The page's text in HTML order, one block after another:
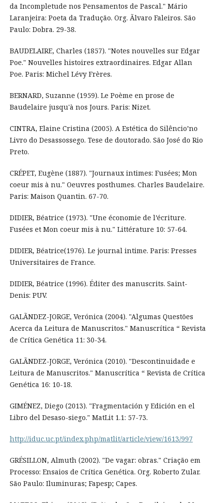
da Incompletude nos Pensamentos de Pascal." Mário
Laranjeira: Poeta da Tradução. Org. Ãlvaro Faleiros. São
Paulo: Dobra. 29-38.
BAUDELAIRE, Charles (1857). "Notes nouvelles sur Edgar
Poe." Nouvelles histoires extraordinaires. Edgar Allan
Poe. Paris: Michel Lévy Frères.
BERNARD, Suzanne (1959). Le Poème en prose de
Baudelaire jusqu'à nos Jours. Paris: Nizet.
CINTRA, Elaine Cristina (2005). A Estética do Silêncio’no
Livro do Desassossego. Tese de doutorado. São José do Rio
Preto.
CRÉPET, Eugène (1887). "Journaux intimes: Fusées; Mon
coeur mis à nu." Oeuvres posthumes. Charles Baudelaire.
Paris: Maison Quantin. 67-70.
DIDIER, Béatrice (1973). "Une économie de l’écriture.
Fusées et Mon coeur mis à nu." Littérature 10: 57-64.
DIDIER, Béatrice(1976). Le journal intime. Paris: Presses
Universitaires de France.
DIDIER, Béatrice (1996). Éditer des manuscrits. Saint-
Denis: PUV.
GALÃNDEZ-JORGE, Verónica (2004). "Algumas Questões
Acerca da Leitura de Manuscritos." Manuscrítica “ Revista
de Crítica Genética 11: 30-34.
GALÃNDEZ-JORGE, Verónica (2010). "Descontinuidade e
Leitura de Manuscritos." Manuscrítica “ Revista de Crítica
Genética 16: 10-18.
GIMÉNEZ, Diego (2013). "Fragmentación y Edición en el
Libro del Desaso-siego." MatLit 1.1: 57-73.
http://iduc.uc.pt/index.php/matlit/article/view/1613/997
GRÉSILLON, Almuth (2002). "De vagar: obras." Criação em
Processo: Ensaios de Crítica Genética. Org. Roberto Zular.
São Paulo: Iluminuras; Fapesp; Capes.